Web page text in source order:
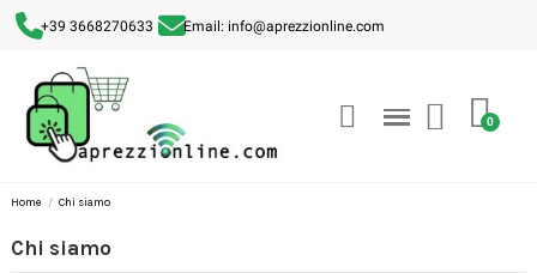
+39 3668270633 Email: info@aprezzionline.com
Home Chi siamo
Chi siamo